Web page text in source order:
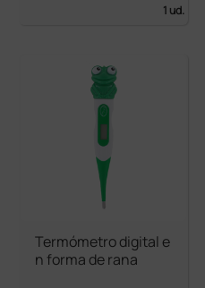
1 ud.
Termómetro digital e
n forma de rana